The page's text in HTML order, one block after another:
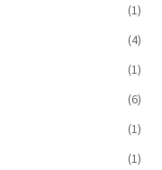
(1)
(4)
(1)
(6)
(1)
(1)